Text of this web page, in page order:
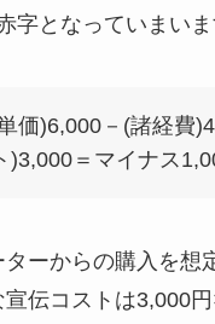
字となっていまいま
価)6,000－(諸経費
)3,000＝マイナス
ターからの購入を想
伝コストは3,000